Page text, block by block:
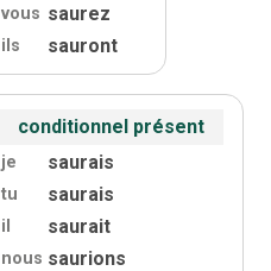
vous saurez
ils sauront
conditionnel présent
je saurais
tu saurais
il saurait
nous saurions